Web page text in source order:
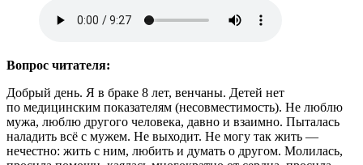
Вопрос читателя:
Добрый день. Я в браке 8 лет, венчаны. Детей нет
по медицинским показателям (несовместимость). Не люблю
мужа, люблю другого человека, давно и взаимно. Пыталась
наладить всё с мужем. Не выходит. Не могу так жить —
нечестно: жить с ним, любить и думать о другом. Молилась,